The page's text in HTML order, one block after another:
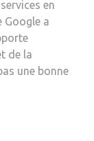
en
Google a
de la
une bonne